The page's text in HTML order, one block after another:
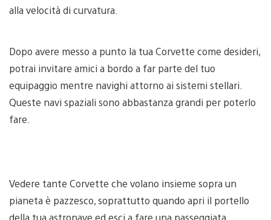
alla velocità di curvatura.
Dopo avere messo a punto la tua Corvette come desideri,
potrai invitare amici a bordo a far parte del tuo
equipaggio mentre navighi attorno ai sistemi stellari.
Queste navi spaziali sono abbastanza grandi per poterlo
fare.
Vedere tante Corvette che volano insieme sopra un
pianeta è pazzesco, soprattutto quando apri il portello
della tua astronave ed esci a fare una passeggiata